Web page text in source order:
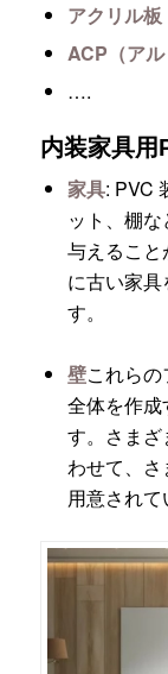
アクリル板
ACP（アル
….
内装家具用
家具: PVC
ット、棚
与えるこ
に古い家
す。
壁これらの
全体を作成
す。さま
わせて、
用意されて